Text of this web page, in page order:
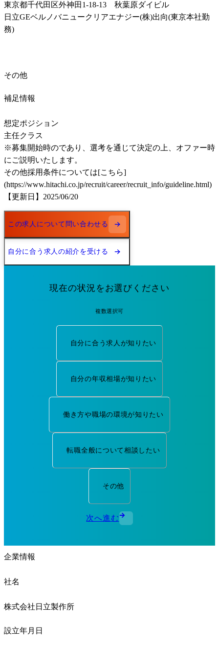
東京都千代田区外神田1-18-13　秋葉原ダイビル
日立GEベルノバニュークリアエナジー(株)出向(東京本社勤
務)
その他
補足情報
想定ポジション
主任クラス
※募集開始時のであり、選考を通じて決定の上、オファー時
にご説明いたします。
その他採用条件については[こちら]
(https://www.hitachi.co.jp/recruit/career/recruit_info/guideline.html)
【更新日】2025/06/20
この求人について問い合わせる
自分に合う求人の紹介を受ける
現在の状況をお選びください
複数選択可
自分に合う求人が知りたい
自分の年収相場が知りたい
働き方や職場の環境が知りたい
転職全般について相談したい
その他
次へ進む
企業情報
社名
株式会社日立製作所
設立年月日